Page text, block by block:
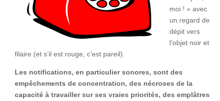
moi ! » avec
un regard de
dépit vers
l’objet noir et
filaire (et s’il est rouge, c’est pareil).
Les notifications, en particulier sonores, sont des
empêchements de concentration, des nécroses de la
capacité à travailler sur ses vraies priorités, des emplâtres